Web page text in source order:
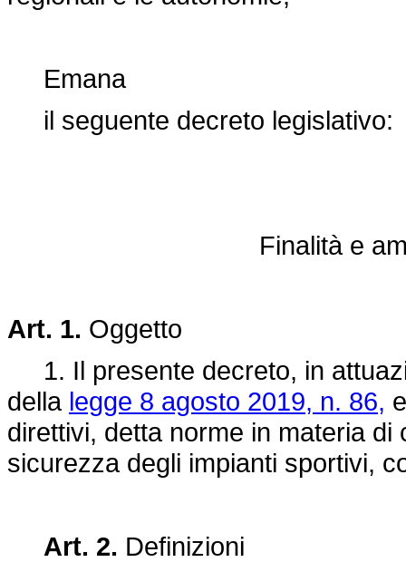
Emana
il seguente decreto legislativo:
Finalità e
Art. 1. Oggetto
1. Il presente decreto, in
della legge 8 agosto 2019, n. 86,
direttivi, detta norme in materia
sicurezza degli impianti sportivi,
Art. 2. Definizioni